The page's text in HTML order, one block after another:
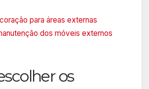
para áreas externas
dos móveis externos
os